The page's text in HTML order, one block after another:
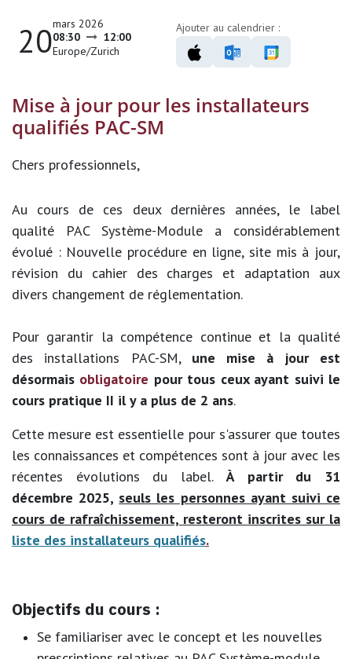
20mars 2026
08:30
12:00
Europe/Zurich
Ajouter au calendrier :
Mise à jour pour les installateurs
qualifiés PAC-SM
Chers professionnels,
Au cours de ces deux dernières années, le label
qualité PAC Système-Module a considérablement
évolué : Nouvelle procédure en ligne, site mis à jour,
révision du cahier des charges et adaptation aux
divers changement de réglementation.
Pour garantir la compétence continue et la qualité
des installations PAC-SM, une mise à jour est
désormais obligatoire pour tous ceux ayant suivi le
cours pratique II il y a plus de 2 ans.
Cette mesure est essentielle pour s'assurer que toutes
les connaissances et compétences sont à jour avec les
récentes évolutions du label.À partir du 31
décembre 2025, seuls les personnes ayant suivi ce
cours de rafraîchissement, resteront inscrites sur la
liste des installateurs qualifiés.
Objectifs du cours :
Se familiariser avec le concept et les nouvelles